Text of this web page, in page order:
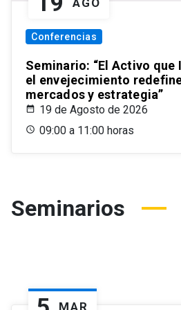
AGO
Conferencias
Seminario: “El Activo que
el envejecimiento
mercados y estrategia”
19 de Agosto de 2026
09:00 a 11:00 horas
Seminarios
MAR